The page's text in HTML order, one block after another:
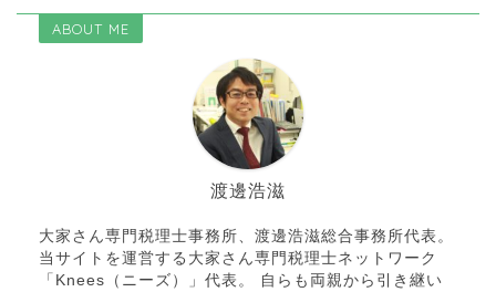
ABOUT ME
渡邊浩滋
大家さん専門税理士事務所、渡邊浩滋総合事務所代表。
当サイトを運営する大家さん専門税理士ネットワーク
「Knees（ニーズ）」代表。 自らも両親から引き継い